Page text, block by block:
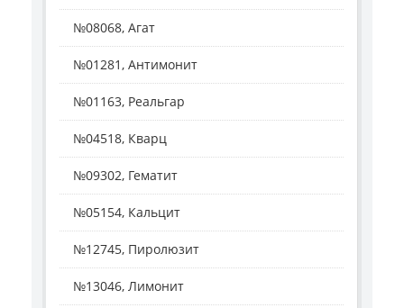
№08068, Агат
№01281, Антимонит
№01163, Реальгар
№04518, Кварц
№09302, Гематит
№05154, Кальцит
№12745, Пиролюзит
№13046, Лимонит